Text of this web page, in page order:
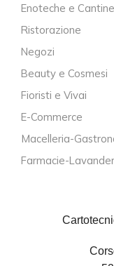
Enoteche e Cantine
Ristorazione
Negozi
Beauty e Cosmesi
Fioristi e Vivai
E-Commerce
Macelleria-
Farmacie-